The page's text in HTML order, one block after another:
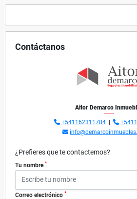
Contáctanos
Aitor Demarco
+541162311784|
¿Prefieres que te contactemos?
Tu nombre *
Correo electrónico *